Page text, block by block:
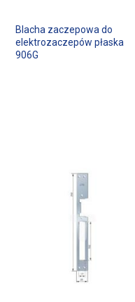
Blacha zaczepowa do
elektrozaczepów płaska
906G